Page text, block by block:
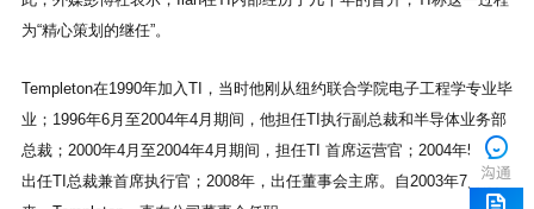
为“精心策划的继任”。
沟通